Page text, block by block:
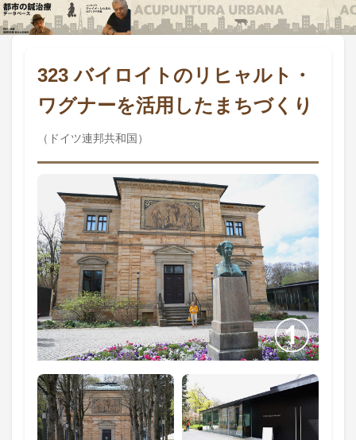
323 バイロイトのリヒャルト・
ワグナーを活用したまちづくり
（ドイツ連邦共和国）